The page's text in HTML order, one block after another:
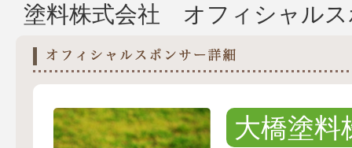
塗料株式会社 オフィシャルス
大橋塗料